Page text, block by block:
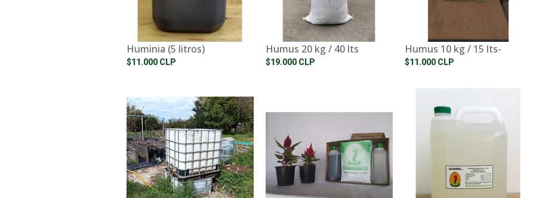
Huminia (5 litros)
$11.000 CLP
Humus 20 kg / 40 lts
$19.000 CLP
Humus 10 kg / 15 lts-
$11.000 CLP